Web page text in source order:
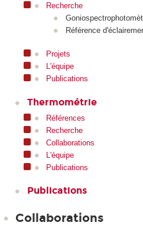
Recherche
Référence
Projets
L'équipe
Publications
Thermométrie
Références
Recherche
Collaborations
L'équipe
Publications
Publications
Collaborations